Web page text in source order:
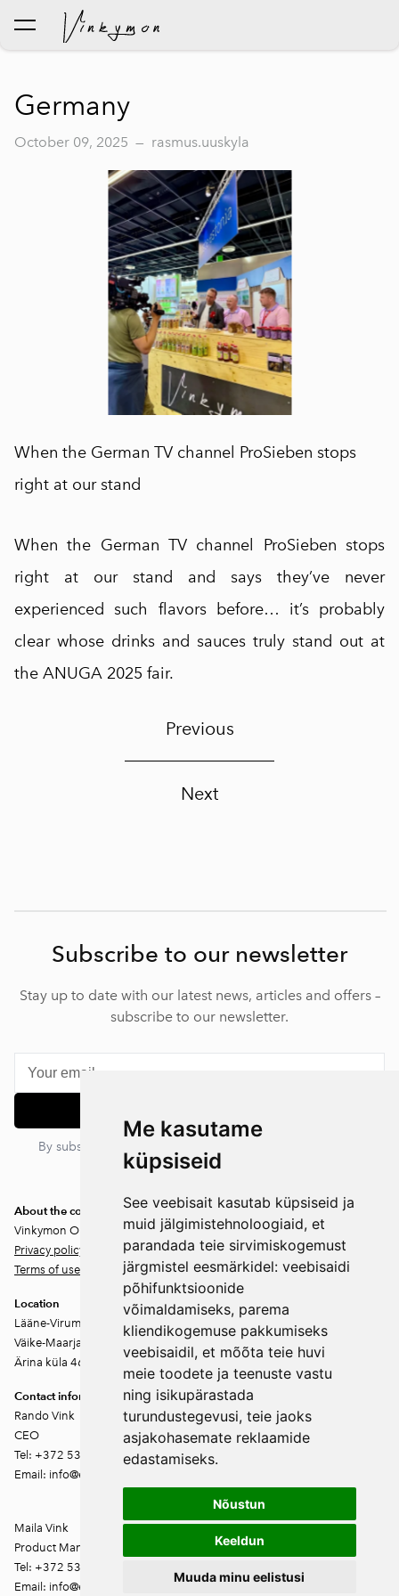
Me kasutame
küpsiseid
See veebisait kasutab küpsiseid ja
muid jälgimistehnoloogiaid, et
parandada teie sirvimiskogemust
järgmistel eesmärkidel: veebisaidi
põhifunktsioonide
võimaldamiseks, parema
kliendikogemuse pakkumiseks
veebisaidil, et mõõta teie huvi
meie toodete ja teenuste vastu
ning isikupärastada
turundustegevusi, teie jaoks
asjakohasemate reklaamide
edastamiseks.
Nõustun
Keeldun
Muuda minu eelistusi
was added to the cart.
Germany
October 09, 2025 — rasmus.uuskyla
When the German TV channel ProSieben stops
right at our stand
When the German TV channel ProSieben stops
right at our stand and says they’ve never
experienced such flavors before… it’s probably
clear whose drinks and sauces truly stand out at
the ANUGA 2025 fair.
Previous
Next
Subscribe to our newsletter
Stay up to date with our latest news, articles and offers –
subscribe to our newsletter.
By subscribing, you agree to our privacy policy. You can
unsubscribe at any time.
About the company
Vinkymon OÜ
Privacy policy
Terms of use
Location
Lääne-Virumaa
Väike-Maarja vald
Ärina küla 46202
Contact information
Rando Vink
CEO
Tel: +372 53444844
Email: info@ebakudoonia.ee
Maila Vink
Product Manager
Tel: +372 53420074
Email: info@ebakudoonia.ee